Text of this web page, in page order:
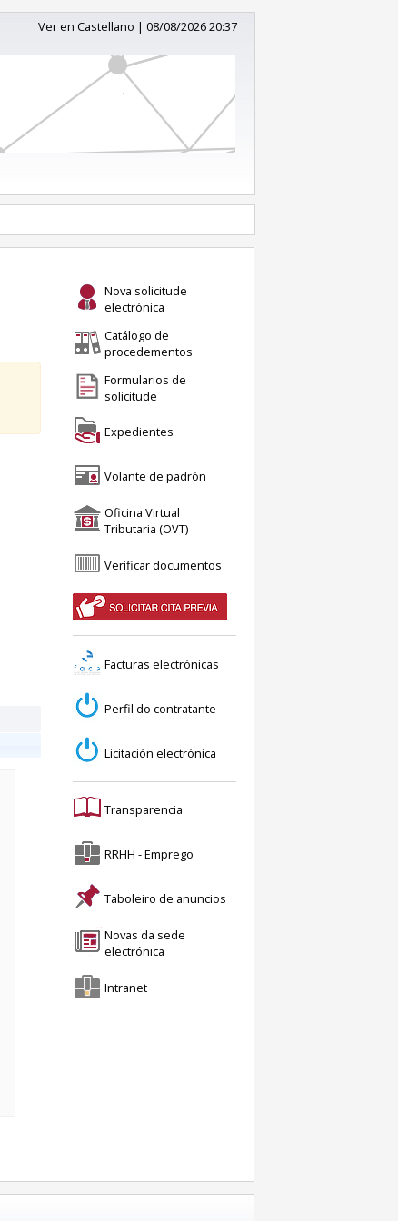
Ver en Castellano | 08/08/2026 20:37
Nova solicitude
electrónica
Catálogo de
procedementos
Formularios de
solicitude
Expedientes
Volante de padrón
Oficina Virtual
Tributaria (OVT)
Verificar documentos
Facturas electrónicas
Perfil do contratante
Licitación electrónica
Transparencia
RRHH - Emprego
Taboleiro de anuncios
Novas da sede
electrónica
Intranet